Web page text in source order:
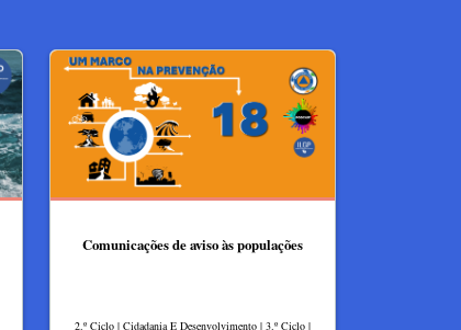
Comunicações de aviso às populações
2.º Ciclo | Cidadania E Desenvolvimento | 3.º Ciclo |